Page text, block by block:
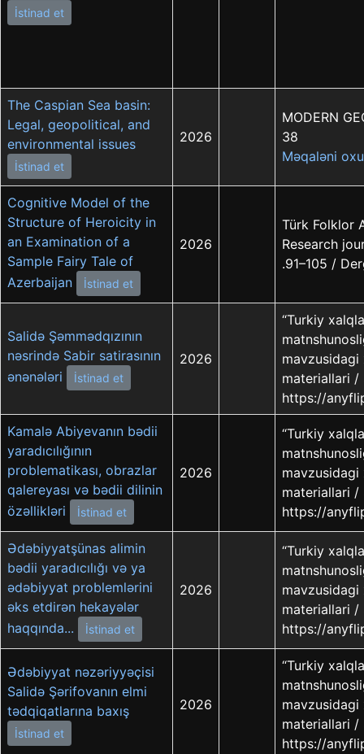
İstinad et
The Caspian Sea basin:
Legal, geopolitical, and
environmental issues
İstinad et
2026
MODERN
38
Məqaləni oxu
Cognitive Model of the
Structure of Heroicity in
an Examination of a
Sample Fairy Tale of
Azerbaijan
İstinad et
2026
Türk Folklor
Research
.91–105 /
Salidə Şəmmədqızının
nəsrində Sabir satirasının
ənənələri
İstinad et
2026
“Turkiy
materiallari /
https://
Kamalə Abiyevanın bədii
yaradıcılığının
problematikası, obrazlar
qalereyası və bədii dilinin
özəllikləri
İstinad et
2026
“Turkiy
materiallari /
https://
Ədəbiyyatşünas alimin
bədii yaradıcılığı və ya
ədəbiyyat problemlərini
əks etdirən hekayələr
haqqında...
İstinad et
2026
“Turkiy
materiallari /
https://
Ədəbiyyat nəzəriyyəçisi
Salidə Şərifovanın elmi
tədqiqatlarına baxış
İstinad et
2026
“Turkiy
materiallari /
https://